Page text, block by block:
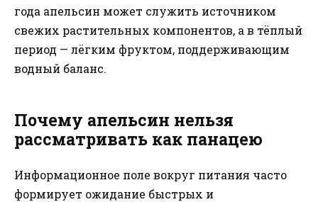
года апельсин может служить источником
свежих растительных компонентов, а в тёплый
период — лёгким фруктом, поддерживающим
водный баланс.
Почему апельсин нельзя
рассматривать как панацею
Информационное поле вокруг питания часто
формирует ожидание быстрых и